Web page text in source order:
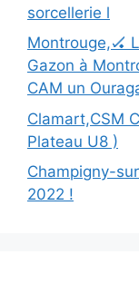
sorcellerie l
Montrouge,🏑
Gazon à
CAM un
Clamart,CSM
Plateau U8 )
Champigny-
2022 !